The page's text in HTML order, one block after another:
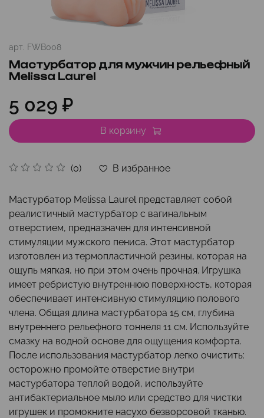
арт. FWB008
Мастурбатор для мужчин рельефный
Melissa Laurel
(0) В избранное
5 029 ₽
В корзину
Мастурбатор Melissa Laurel представляет собой
реалистичный мастурбатор с вагинальным
отверстием, предназначен для интенсивной
стимуляции мужского пениса. Этот мастурбатор
изготовлен из термопластичной резины, которая на
ощупь мягкая, но при этом очень прочная. Игрушка
имеет ребристую внутреннюю поверхность, которая
обеспечивает интенсивную стимуляцию полового
члена. Общая длина мастурбатора 15 см, глубина
внутреннего рельефного тоннеля 11 см. Используйте
смазку на водной основе для ощущения комфорта.
После использования мастурбатор легко очистить:
осторожно промойте отверстие внутри
мастурбатора теплой водой, используйте
антибактериальное мыло или средство для чистки
игрушек и промокните насухо безворсовой тканью.